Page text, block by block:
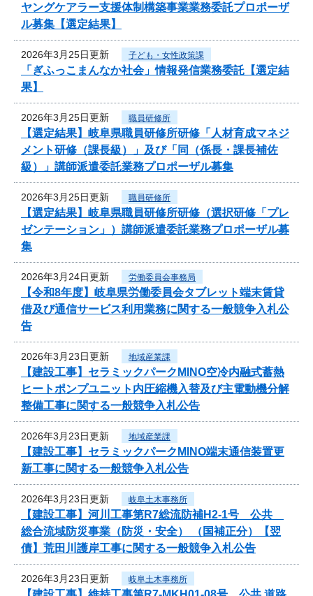
ヤングケアラー支援体制構築事業業務委託プロポーザ
ル募集【選定結果】
2026年3月25日更新 子ども・女性政策課
「ぎふっこまんなか社会」情報発信業務委託【選定結
果】
2026年3月25日更新 職員研修所
【選定結果】岐阜県職員研修所研修「人材育成マネジ
メント研修（課長級）」及び「同（係長・課長補佐
級）」講師派遣委託業務プロポーザル募集
2026年3月25日更新 職員研修所
【選定結果】岐阜県職員研修所研修（選択研修「プレ
ゼンテーション」）講師派遣委託業務プロポーザル募
集
2026年3月24日更新 労働委員会事務局
【令和8年度】岐阜県労働委員会タブレット端末賃貸
借及び通信サービス利用業務に関する一般競争入札公
告
2026年3月23日更新 地域産業課
【建設工事】セラミックパークMINO空冷内融式蓄熱
ヒートポンプユニット内圧縮機入替及び主電動機分解
整備工事に関する一般競争入札公告
2026年3月23日更新 地域産業課
【建設工事】セラミックパークMINO端末通信装置更
新工事に関する一般競争入札公告
2026年3月23日更新 岐阜土木事務所
【建設工事】河川工事第R7総流防補H2-1号 公共
総合流域防災事業（防災・安全） （国補正分）【翌
債】荒田川護岸工事に関する一般競争入札公告
2026年3月23日更新 岐阜土木事務所